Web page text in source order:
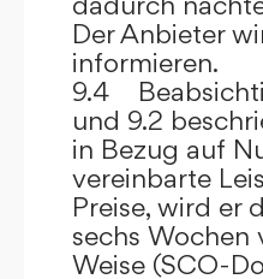
Der Anbieter
informieren.
9.4
und 9.2
in Bezug auf
vereinbarte
Preise, wird er
sechs
Weise (SCO-